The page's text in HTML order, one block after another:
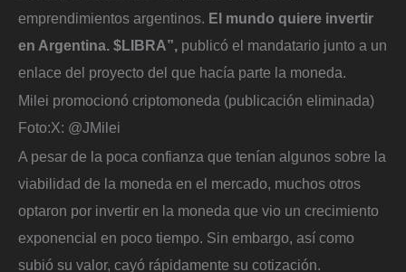
emprendimientos argentinos. El mundo quiere invertir
en Argentina. $LIBRA”, publicó el mandatario junto a un
enlace del proyecto del que hacía parte la moneda.
Milei promocionó criptomoneda (publicación eliminada)
Foto:X: @JMilei
A pesar de la poca confianza que tenían algunos sobre la
viabilidad de la moneda en el mercado, muchos otros
optaron por invertir en la moneda que vio un crecimiento
exponencial en poco tiempo. Sin embargo, así como
subió su valor, cayó rápidamente su cotización.